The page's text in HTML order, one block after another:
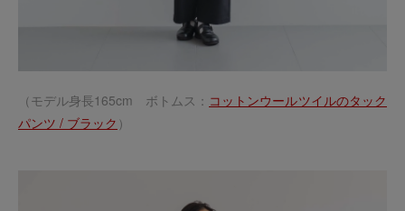
（モデル身長165cm ボトムス： コットンウールツイルのタック
パンツ / ブラック ）